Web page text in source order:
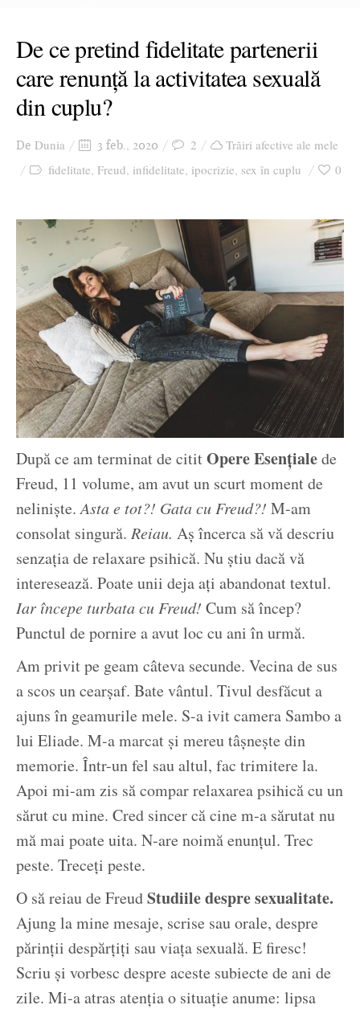
De ce pretind fidelitate partenerii
care renunță la activitatea sexuală
din cuplu?
De Dunia 3 feb., 2020 2
Trăiri afective ale mele
fidelitate Freud infidelitate ipocrizie sex în cuplu 0
După ce am terminat de cititOpere Esențialede
Freud, 11 volume, am avut un scurt moment de
neliniște.Asta e tot?! Gata cu Freud?! M-am
consolat singură. Reiau. Aș încerca să vă descriu
senzația de relaxare psihică. Nu știu dacă vă
interesează. Poate unii deja ați abandonat textul.
Iar începe turbata cu Freud! Cum să încep?
Punctul de pornire a avut loc cu ani în urmă.
Am privit pe geam câteva secunde. Vecina de sus
a scos un cearșaf. Bate vântul. Tivul desfăcut a
ajuns în geamurile mele. S-a ivit camera Sambo a
lui Eliade. M-a marcat și mereu tâșnește din
memorie. Într-un fel sau altul, fac trimitere la.
Apoi mi-am zis să compar relaxarea psihică cu un
sărut cu mine. Cred sincer că cine m-a sărutat nu
mă mai poate uita. N-are noimă enunțul. Trec
peste. Treceți peste.
O să reiau de FreudStudiile despre sexualitate.
Ajung la mine mesaje, scrise sau orale, despre
părinții despărțiți sau viața sexuală. E firesc!
Scriu și vorbesc despre aceste subiecte de ani de
zile. Mi-a atras atenția o situație anume: lipsa